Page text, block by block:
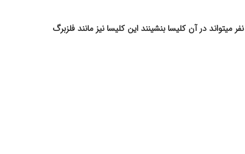
کلیسای آندردال Undredal در قرن11 و در سال 1147 در روستای آندردال ساخته شد که یکی از کوچک ترین کلیساهای کشور نروژ به حساب می آید و فقط 40 نفر میتواند در آن کلیسا بنشینند این کلیسا نیز مانند فلزبرگ